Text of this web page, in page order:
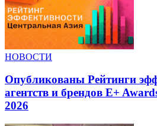
НОВОСТИ
Опубликованы Рейтинги
агентств и брендов E+
2026